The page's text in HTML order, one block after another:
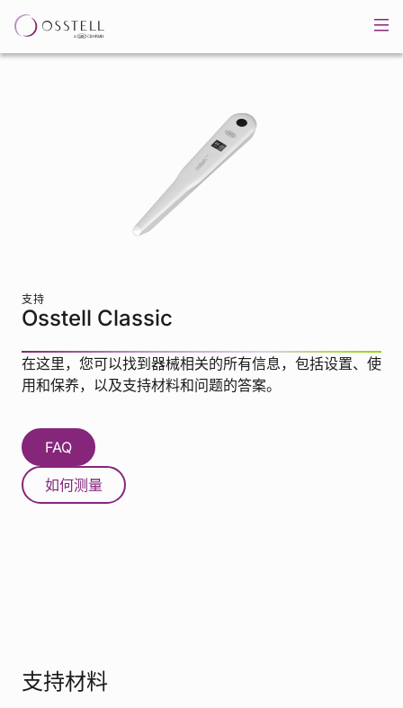
支持
Osstell Classic
在这里，您可以找到器械相关的所有信息，包括设置、使
用和保养，以及支持材料和问题的答案。
FAQ
如何测量
支持材料